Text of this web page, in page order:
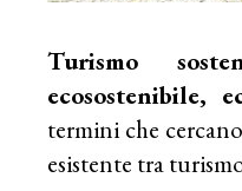
Turismo
ecosostenibile,
termini che
esistente tra